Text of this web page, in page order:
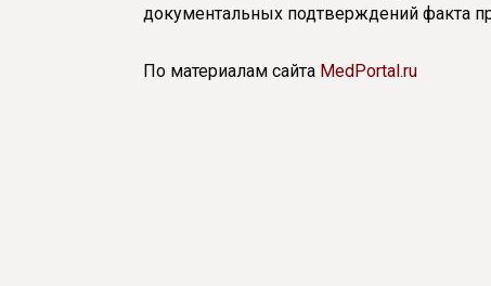
документальных подтверждений факта
По материалам сайта MedPortal.ru